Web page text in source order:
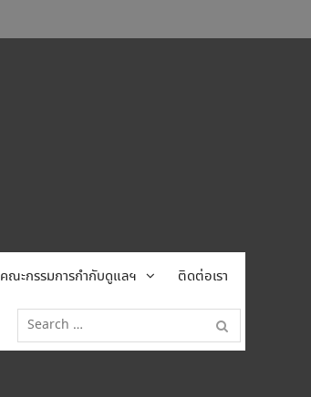
คณะกรรมการกำกับดูแลฯ ติดต่อเรา
Search
for: